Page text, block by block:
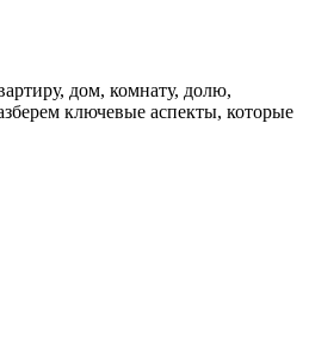
дом, комнату, долю,
ключевые аспекты, которые